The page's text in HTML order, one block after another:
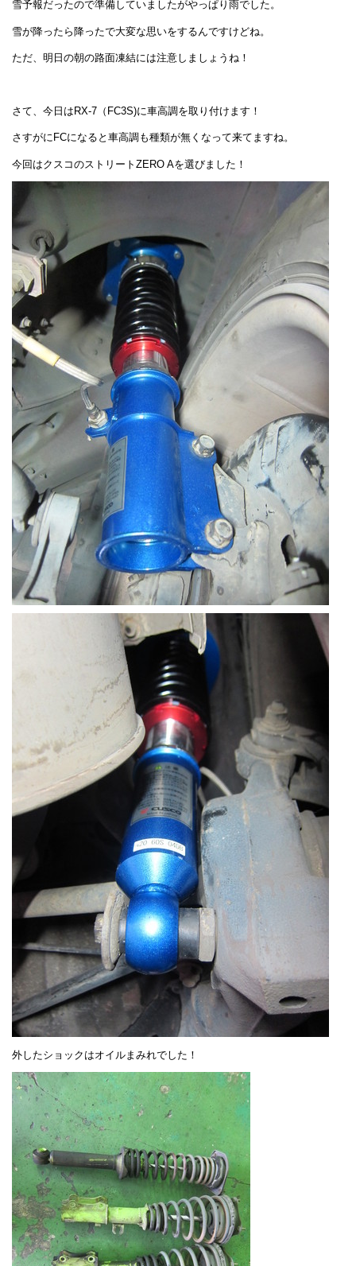
雪予報だったので準備していましたがやっぱり雨でした。
雪が降ったら降ったで大変な思いをするんですけどね。
ただ、明日の朝の路面凍結には注意しましょうね！
さて、今日はRX-7（FC3S)に車高調を取り付けます！
さすがにFCになると車高調も種類が無くなって来てますね。
今回はクスコのストリートZERO Aを選びました！
外したショックはオイルまみれでした！